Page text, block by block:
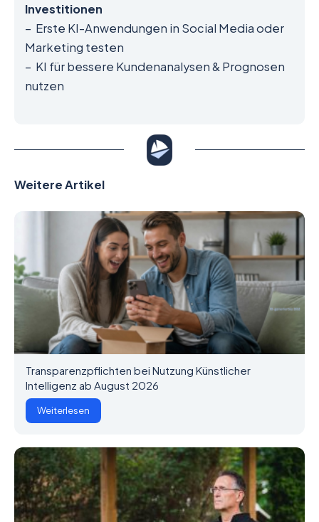
Investitionen
– Erste KI-Anwendungen in Social Media oder
Marketing testen
– KI für bessere Kundenanalysen & Prognosen
nutzen
Weitere Artikel
Transparenzpflichten bei Nutzung Künstlicher
Intelligenz ab August 2026
Weiterlesen